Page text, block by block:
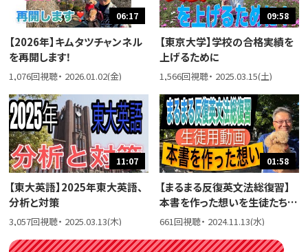
06:17
【2026年】キムタツチャンネル
を再開します！
1,076回視聴・ 2026.01.02(金)
09:58
【東京大学】学校の合格実績を
上げるために
1,566回視聴・ 2025.03.15(土)
11:07
【東大英語】2025年東大英語、
分析と対策
3,057回視聴・ 2025.03.13(木)
01:58
【まるまる反復英文法総復習】
本書を作った想いを生徒たちに
話しました。
661回視聴・ 2024.11.13(水)